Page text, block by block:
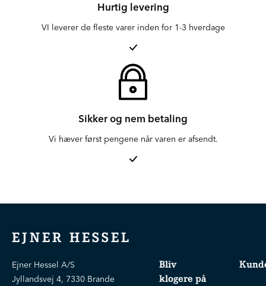
Hurtig levering
VI leverer de fleste varer inden for 1-3 hverdage
Sikker og nem betaling
Vi hæver først pengene når varen er afsendt.
EJNER HESSEL
Ejner Hessel A/S
Jyllandsvej 4, 7330 Brande
Bliv
klogere på